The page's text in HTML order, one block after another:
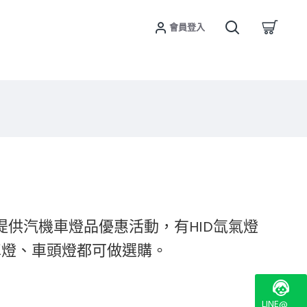
會員登入
供汽機車燈品優惠活動，有HID氙氣燈
、車頭燈都可做選購。
LINE@